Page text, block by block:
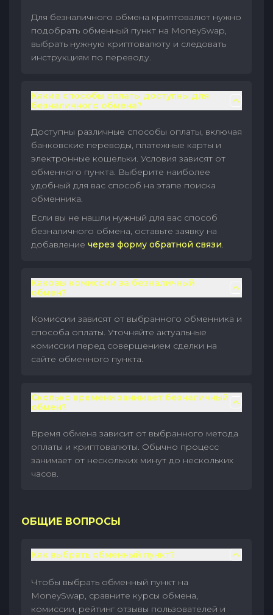
Для безналичного обмена криптовалют нужно
подобрать обменный пункт на MoneySwap,
выбрать нужную криптовалюту и следовать
инструкциям по переводу.
Какие способы оплаты доступны для
безналичного обмена?
Доступны различные способы оплаты, включая
банковские переводы, платежные карты и
электронные кошельки. Условия зависят от
обменного пункта. Выберите наиболее
удобный для вас способ на этапе поиска
обменника.
Если вы не нашли нужный для вас способ
безналичного обмена, оставьте заявку на
добавление через форму обратной связи.
Каковы комиссии за безналичный
обмен?
Комиссии зависят от выбранного обменника и
способа оплаты. Уточняйте актуальные
комиссии перед совершением сделки на
сайте обменного пункта.
Сколько времени занимает безналичный
обмен?
Время обмена зависит от выбранного метода
оплаты и криптовалюты. Обычно процесс
занимает от нескольких минут до нескольких
часов.
ОБЩИЕ ВОПРОСЫ
Как выбрать обменный пункт?
Чтобы выбрать обменный пункт на
MoneySwap, сравните курсы обмена,
комиссии, рейтинг отзывы пользователей и